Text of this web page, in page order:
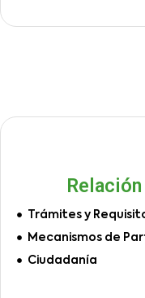
Trámites y
Mecanismos de
Ciudadanía